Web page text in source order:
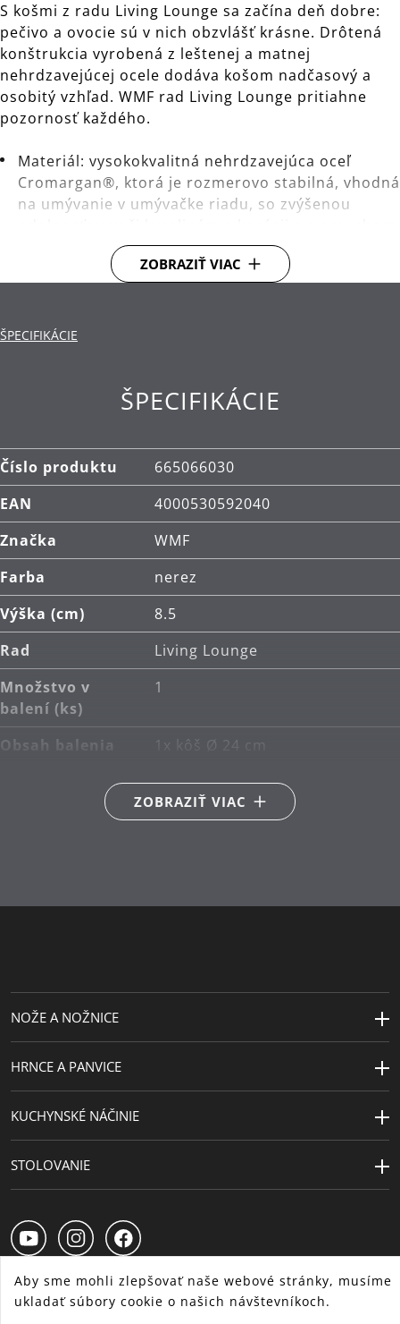
S košmi z radu Living Lounge sa začína deň dobre:
pečivo a ovocie sú v nich obzvlášť krásne. Drôtená
konštrukcia vyrobená z leštenej a matnej
nehrdzavejúcej ocele dodáva košom nadčasový a
osobitý vzhľad. WMF rad Living Lounge pritiahne
pozornosť každého.
Materiál: vysokokvalitná nehrdzavejúca oceľ
Cromargan®, ktorá je rozmerovo stabilná, vhodná
na umývanie v umývačke riadu, so zvýšenou
chráneným proti poškriabaniu.
Čistenie: je možné umývať v umývačke.
ZOBRAZIŤ VIAC
ŠPECIFIKÁCIE
ŠPECIFIKÁCIE
Číslo produktu
665066030
EAN
4000530592040
Značka
WMF
Farba
nerez
Výška (cm)
8.5
Rad
Living Lounge
Množstvo v
balení (ks)
1
Obsah balenia
1x kôš Ø 24 cm
Hlavný materiál
nehrdzavejúca oceľ
Cromargan® 18/10
ZOBRAZIŤ VIAC
NOŽE A NOŽNICE
HRNCE A PANVICE
KUCHYNSKÉ NÁČINIE
STOLOVANIE
Aby sme mohli zlepšovať naše webové stránky, musíme
ukladať súbory cookie o našich návštevníkoch.